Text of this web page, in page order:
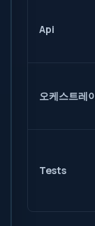
Api
오케스트레
Tests